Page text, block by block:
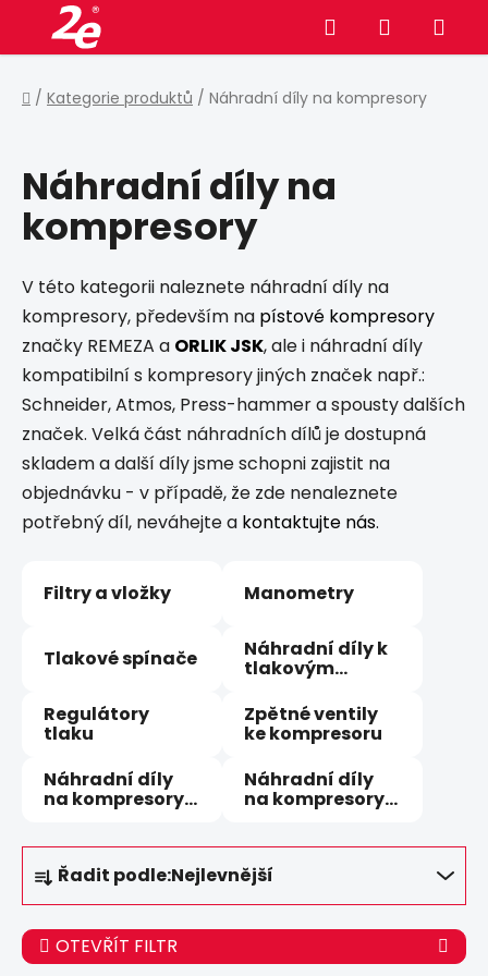
obsah
Hledat NÁKUPNÍ
KOŠÍK
Domů
/ Kategorie produktů / Náhradní díly na kompresory
Náhradní díly na
kompresory
V této kategorii naleznete náhradní díly na
kompresory, především na pístové kompresory
značky REMEZA a ORLIK JSK, ale i náhradní díly
kompatibilní s kompresory jiných značek např.:
Schneider, Atmos, Press-hammer a spousty dalších
značek. Velká část náhradních dílů je dostupná
skladem a další díly jsme schopni zajistit na
objednávku - v případě, že zde nenaleznete
potřebný díl, neváhejte a kontaktujte nás.
Filtry a vložky Manometry
Tlakové spínače Náhradní díly k
tlakovým
Regulátory
tlaku
Zpětné ventily
ke kompresoru
Náhradní díly
na kompresory
Náhradní díly
na kompresory
Ř
a
z
e
Řadit podle:Nejlevnější
OTEVŘÍT FILTR